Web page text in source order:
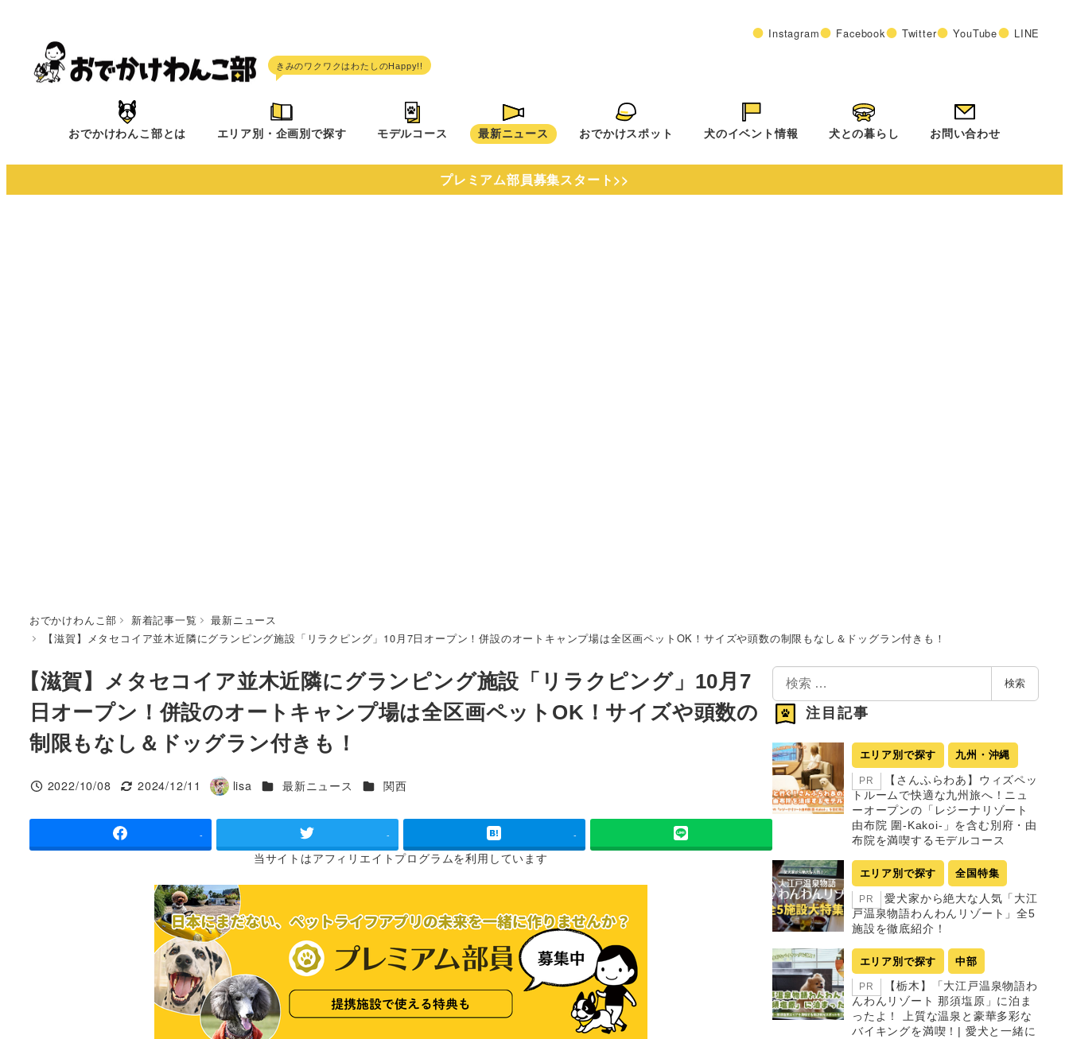
へ
Instagram Facebook Twitter YouTube LINE
おでかけわんこ部とは エリア別・企画別で探す モデルコース 最新ニュース おでかけスポット 犬のイベント情報 犬との暮らし お問い合わせ
プレミアム部員募集スタート>>
おでかけわんこ部 新着記事一覧
最新ニュース
【滋賀】メタセコイア並木近隣にグランピング施設「リラクピング」10月7日オープン！併設のオートキャンプ場は全区画ペットOK！サイズや頭数の制限もなし＆ドッグラン付きも！
【滋賀】メタセコイア並木近隣にグランピング施設「リラクピング」10月7
日オープン！併設のオートキャンプ場は全区画ペットOK！サイズや頭数の
制限もなし＆ドッグラン付きも！
投稿日
2022/10/08
更新日
2024/12/11
著
lisa カテゴリー
最新ニュース カテゴリー
関西
- - -
当サイトはアフィリエイトプログラムを利用しています
検
索
検索
注目記事
エリア別で探す 九州・沖縄
PR
【さんふらわあ】ウィズペッ
トルームで快適な九州旅へ！ニュ
ーオープンの「レジーナリゾート
由布院 圍-Kakoi-」を含む別府・由
布院を満喫するモデルコース
エリア別で探す 全国特集
PR
愛犬家から絶大な人気「大江
戸温泉物語わんわんリゾート」全5
施設を徹底紹介！
エリア別で探す 中部
PR
【栃木】「大江戸温泉物語わ
んわんリゾート 那須塩原」に泊ま
ったよ！ 上質な温泉と豪華多彩な
バイキングを満喫！| 愛犬と一緒に